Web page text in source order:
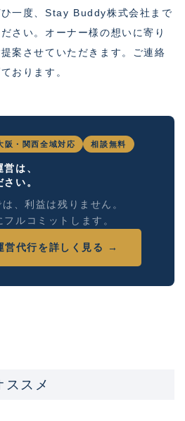
一度、Stay Buddy株式会社まで
さい。オーナー様の想いに寄り
案させていただきます。ご連絡
おります。
阪・関西全域対応 相談無料
は、
い。
、利益は残りません。
ルコミットします。
営代行を詳しく見る →
ススメ